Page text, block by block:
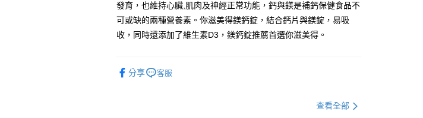
悠遊付
大哥付你分期
1.本服務由台灣大哥大提供，台灣大哥大用戶可立即使用無須另外申請。
發育，也維持心臟,肌肉及神經正常功能，鈣與鎂是補鈣保健食品不
可或缺的兩種營養素。你滋美得鎂鈣錠，結合鈣片與鎂錠，易吸
收，同時還添加了維生素D3，鎂鈣錠推薦首選你滋美得。
分享 客服
查看全部